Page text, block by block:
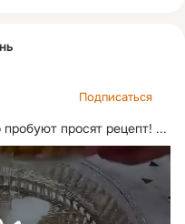
Подписаться
пpoсят peцeпт! ...